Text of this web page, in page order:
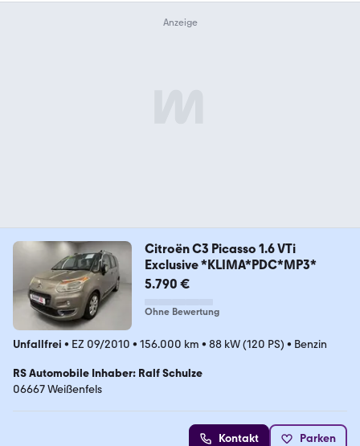
Citroën C3 Picasso 1.6 VTi
Exclusive *KLIMA*PDC*MP3*
5.790 €
Ohne Bewertung
Unfallfrei • EZ 09/2010 • 156.000 km • 88 kW (120 PS) • Benzin
RS Automobile Inhaber: Ralf Schulze
06667 Weißenfels
Kontakt Parken